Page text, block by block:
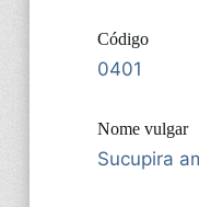
Código
0401
Nome vulgar
Sucupira